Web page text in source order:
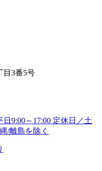
目3番5号